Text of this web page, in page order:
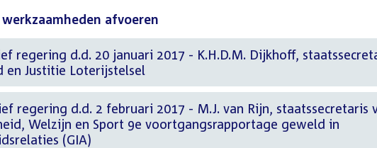
afvoeren
regering d.d. 20 januari 2017 - K.H.D.M. Dijkhoff,
en Justitie Loterijstelsel
regering d.d. 2 februari 2017 - M.J. van Rijn, staatssecretaris
Welzijn en Sport 9e voortgangsrapportage geweld in
(GIA)